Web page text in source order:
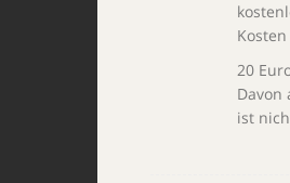
20
Davon
ist